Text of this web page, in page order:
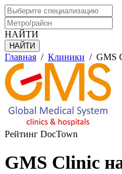
НАЙТИ
Главная / Клиники / GMS
Рейтинг DocTown
GMS Clinic